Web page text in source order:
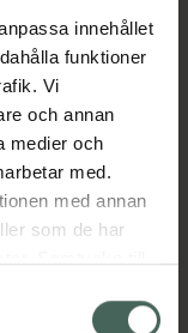
innehållet
funktioner
Vi
och annan
medier och
med.
med annan
som de har